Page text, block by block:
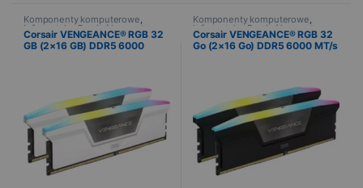
Komponenty komputerowe,
Informatyka,Pamięć komputera
Corsair VENGEANCE® RGB 32
GB (2×16 GB) DDR5 6000
Komponenty komputerowe,
Informatyka,Pamięć komputera
Corsair VENGEANCE® RGB 32
Go (2×16 Go) DDR5 6000 MT/s